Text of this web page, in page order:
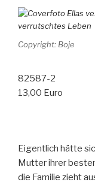
Copyright: Boje
82587-2
13,00 Euro
Eigentlich hätte
Mutter ihrer
die Familie zieht